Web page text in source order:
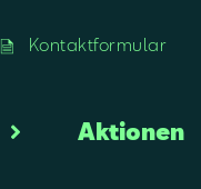
Kontaktformular
Aktionen